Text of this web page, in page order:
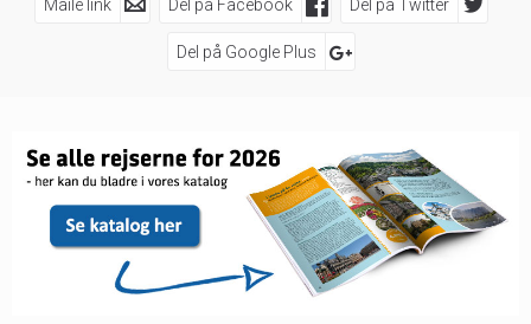
Maile link Del på Facebook Del på Twitter
Del på Google Plus